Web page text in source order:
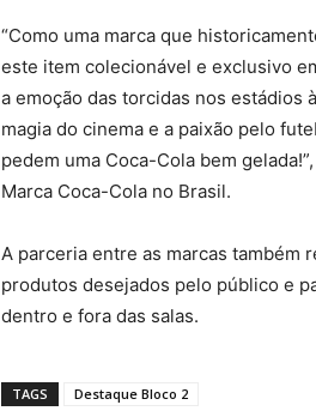
“Como uma marca que
este item colecionável e exclusivo
a emoção das torcidas nos estádios
magia do cinema e a paixão pelo
pedem uma Coca-Cola bem
Marca Coca-Cola no Brasil.
A parceria entre as marcas também
produtos desejados pelo público e
dentro e fora das salas.
TAGS Destaque Bloco 2